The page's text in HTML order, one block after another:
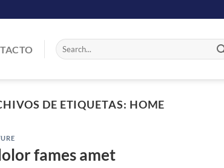
Buscar
por:
DE ETIQUETAS: HOME
fames amet